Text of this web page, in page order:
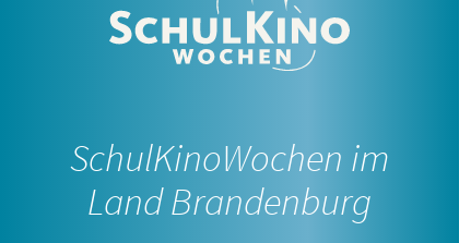
MIRA
5.–7. Jahrgangsstufe
SchulKinoWochen im
Land Brandenburg